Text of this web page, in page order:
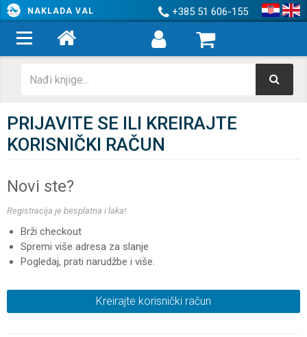
NAKLADA VAL +385 51 606-155
PRIJAVITE SE ILI KREIRAJTE
KORISNIČKI RAČUN
Novi ste?
Registracija je besplatna i laka!
Brži checkout
Spremi više adresa za slanje
Pogledaj, prati narudžbe i više.
Kreirajte korisnički račun